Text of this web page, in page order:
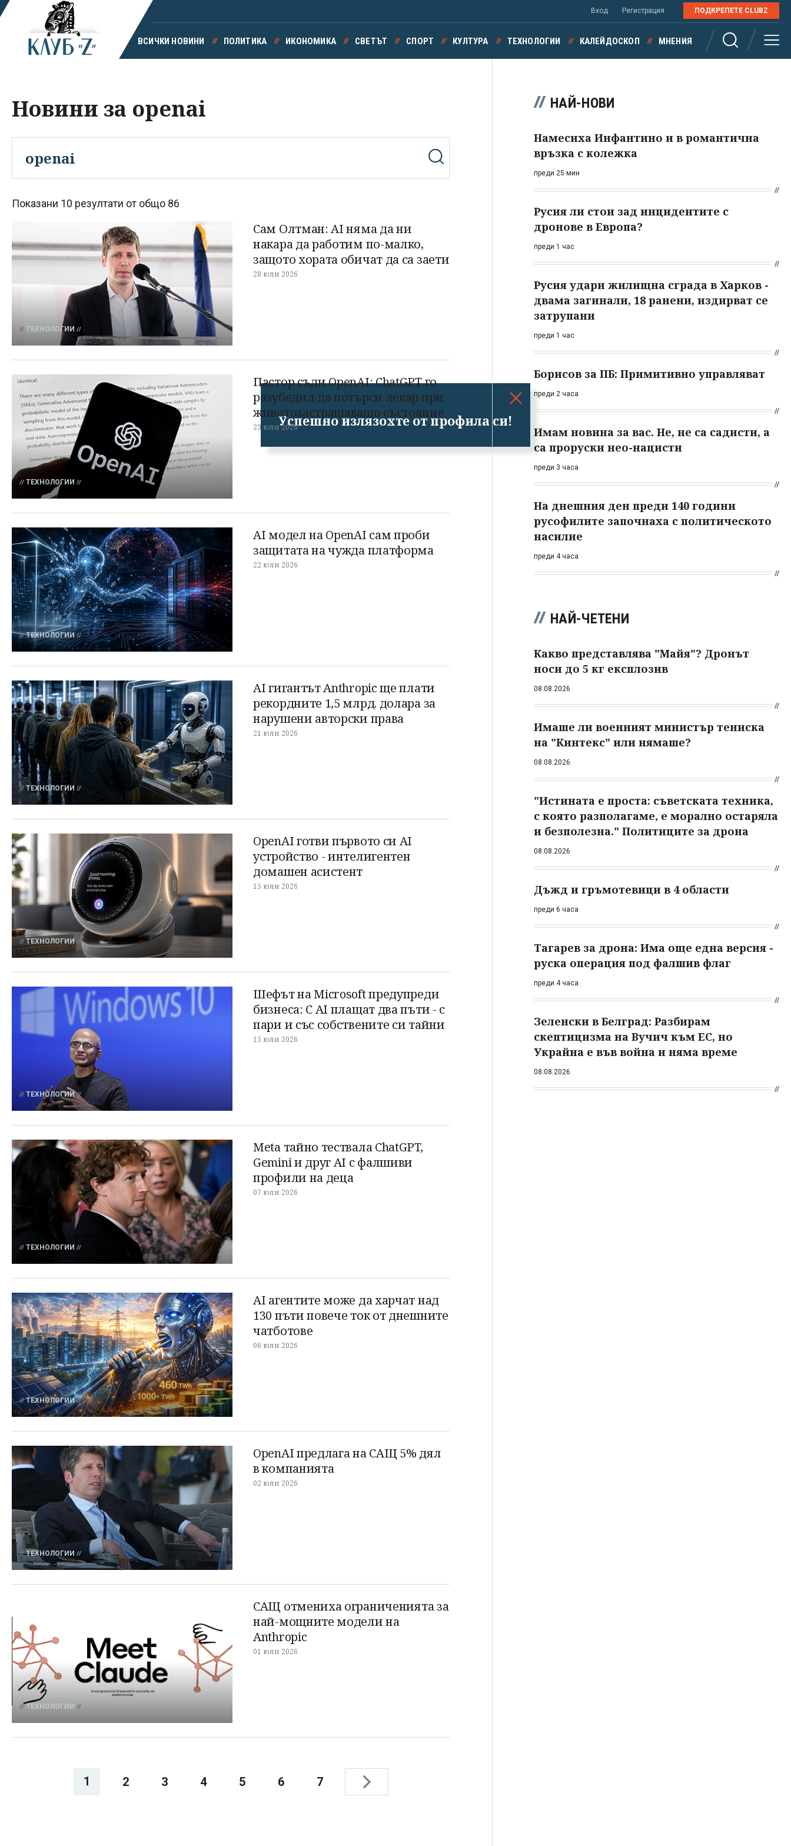
Успешно излязохте от профила си!
Вход Регистрация ПОДКРЕПЕТЕ CLUBZ
ВСИЧКИ НОВИНИ ПОЛИТИКА ИКОНОМИКА СВЕТЪТ СПОРТ КУЛТУРА ТЕХНОЛОГИИ КАЛЕЙДОСКОП МНЕНИЯ
Новини за openai
Показани 10 резултати от общо 86
ТЕХНОЛОГИИ
Сам Олтман: AI няма да ни
накара да работим по-малко,
защото хората обичат да са заети
28 юли 2026
ТЕХНОЛОГИИ
Пастор съди OpenAI: ChatGPT го
разубедил да потърси лекар при
животозастрашаващо състояние
23 юли 2026
ТЕХНОЛОГИИ
AI модел на OpenAI сам проби
защитата на чужда платформа
22 юли 2026
ТЕХНОЛОГИИ
AI гигантът Anthropic ще плати
рекордните 1,5 млрд. долара за
нарушени авторски права
21 юли 2026
ТЕХНОЛОГИИ
OpenAI готви първото си AI
устройство - интелигентен
домашен асистент
15 юли 2026
ТЕХНОЛОГИИ
Шефът на Microsoft предупреди
бизнеса: С AI плащат два пъти - с
пари и със собствените си тайни
15 юли 2026
ТЕХНОЛОГИИ
Meta тайно тествала ChatGPT,
Gemini и друг AI с фалшиви
профили на деца
07 юли 2026
ТЕХНОЛОГИИ
AI агентите може да харчат над
130 пъти повече ток от днешните
чатботове
06 юли 2026
ТЕХНОЛОГИИ
OpenAI предлага на САЩ 5% дял
в компанията
02 юли 2026
ТЕХНОЛОГИИ
САЩ отмениха ограниченията за
най-мощните модели на
Anthropic
01 юли 2026
1 2 3 4 5 6 7
НАЙ-НОВИ
Намесиха Инфантино и в романтична
връзка с колежка
преди 25 мин
Русия ли стои зад инцидентите с
дронове в Европа?
преди 1 час
Русия удари жилищна сграда в Харков -
двама загинали, 18 ранени, издирват се
затрупани
преди 1 час
Борисов за ПБ: Примитивно управляват
преди 2 часа
Имам новина за вас. Не, не са садисти, а
са проруски нео-нацисти
преди 3 часа
На днешния ден преди 140 години
русофилите започнаха с политическото
насилие
преди 4 часа
НАЙ-ЧЕТЕНИ
Какво представлява "Майя"? Дронът
носи до 5 кг експлозив
08.08.2026
Имаше ли военният министър тениска
на "Кинтекс" или нямаше?
08.08.2026
"Истината е проста: съветската техника,
с която разполагаме, е морално остаряла
и безполезна." Политиците за дрона
08.08.2026
Дъжд и гръмотевици в 4 области
преди 6 часа
Тагарев за дрона: Има още една версия -
руска операция под фалшив флаг
преди 4 часа
Зеленски в Белград: Разбирам
скептицизма на Вучич към ЕС, но
Украйна е във война и няма време
08.08.2026